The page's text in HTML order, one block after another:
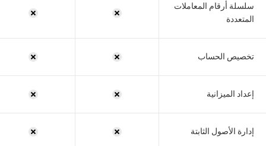
سلسلة أرقام المعاملات
المتعددة
تخصيص الحساب
إعداد الميزانية
إدارة الأصول الثابتة